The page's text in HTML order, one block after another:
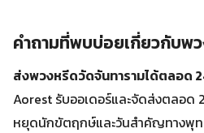
คำถามที่พบบ่อยเกี่ยวกับพ
ส่งพวงหรีดวัดจันทารามได้ตลอด
Aorest รับออเดอร์และจัดส่งตลอด
หยุดนักขัตฤกษ์และวันสำคัญทางพุท